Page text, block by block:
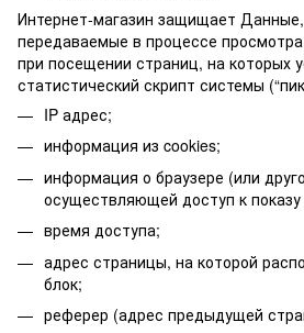
Интернет-магазин защищает
передаваемые в процессе
при посещении страниц, на которых
статистический скрипт системы
IP адрес;
информация из cookies;
информация о браузере (или
осуществляющей доступ к
время доступа;
адрес страницы, на которой
блок;
реферер (адрес предыдущей